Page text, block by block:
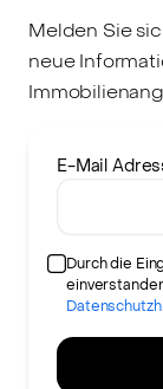
Melden Sie
neue
E-Mail
Durch die